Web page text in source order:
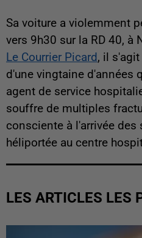
Sa voiture a violemment
vers 9h30 sur la RD 40, à
Le Courrier Picard, il
d'une vingtaine d'années
agent de service
souffre de multiples
consciente à l'arrivée des
héliportée au centre
LES ARTICLES LES